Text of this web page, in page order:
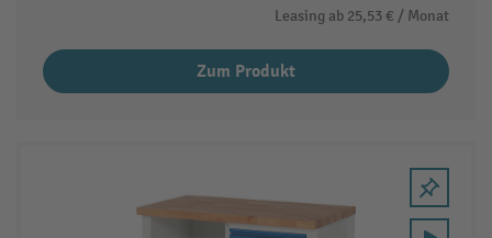
Leasing ab 25,53 € / Monat
Zum Produkt